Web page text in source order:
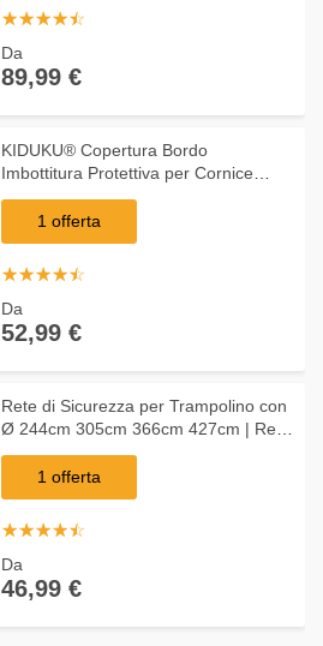
☆☆☆☆☆
★★★★★
Da
89,99 €
KIDUKU® Copertura Bordo
Imbottitura Protettiva per Cornice
Trampolino Bordo Protezione Elastico
Giardino 244 305 366 427 cm (366
cm)
1 offerta
☆☆☆☆☆
★★★★★
Da
52,99 €
Rete di Sicurezza per Trampolino con
Ø 244cm 305cm 366cm 427cm | Rete
di Ricambio per Trampolino da
Giardino (305 cm (8 pali)) - Kiduku
1 offerta
☆☆☆☆☆
★★★★★
Da
46,99 €